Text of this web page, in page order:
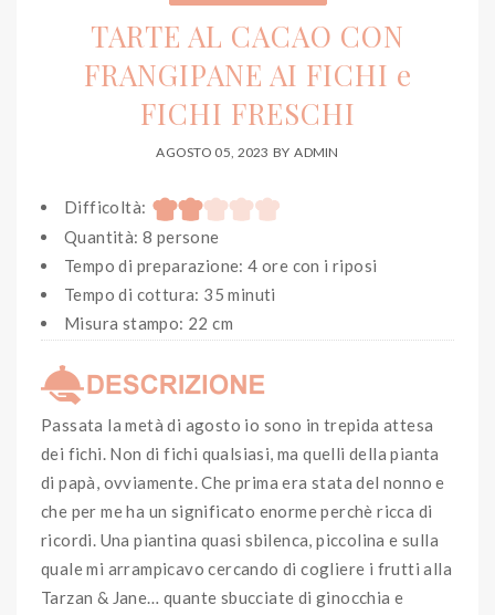
TARTE AL CACAO CON
FRANGIPANE AI FICHI e
FICHI FRESCHI
AGOSTO 05, 2023 BY ADMIN
Difficoltà:
Quantità: 8 persone
Tempo di preparazione: 4 ore con i riposi
Tempo di cottura: 35 minuti
Misura stampo: 22 cm
Passata la metà di agosto io sono in trepida attesa
dei fichi. Non di fichi qualsiasi, ma quelli della pianta
di papà, ovviamente. Che prima era stata del nonno e
che per me ha un significato enorme perchè ricca di
ricordi. Una piantina quasi sbilenca, piccolina e sulla
quale mi arrampicavo cercando di cogliere i frutti alla
Tarzan & Jane… quante sbucciate di ginocchia e